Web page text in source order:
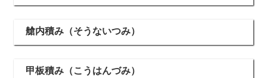
艙内積み（そうないつみ）
甲板積み（こうはんづみ）